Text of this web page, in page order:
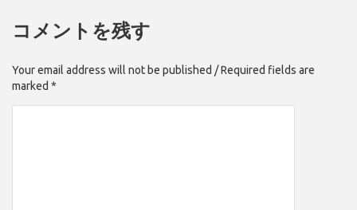
コメントを残す
Your email address will not be published / Required fields are
marked *